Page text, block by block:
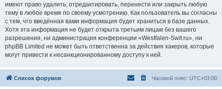
имеют право удалить, отредактировать, перенести или закрыть любую
тему в любое время по своему усмотрению. Как пользователь вы согласны
с тем, что введённая вами информация будет храниться в базе данных.
Хотя эта информация не будет открыта третьим лицам без вашего
разрешения, ни администрация конференции «Westfalen-Swit.ru», ни
phpBB Limited не может быть ответственна за действия хакеров, которые
могут привести к несанкционированному доступу к ней.
Список форумов Часовой пояс: UTC+03:00